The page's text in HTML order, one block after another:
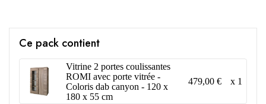
Ce pack contient
Vitrine 2 portes coulissantes
ROMI avec porte vitrée -
Coloris dab canyon - 120 x
180 x 55 cm
479,00 € x 1